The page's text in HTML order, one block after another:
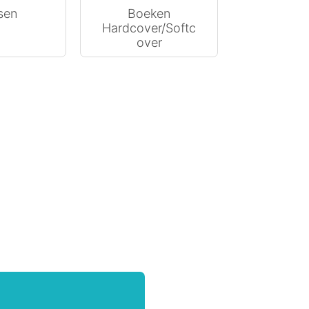
Boeken
Hardcover/Softc
over